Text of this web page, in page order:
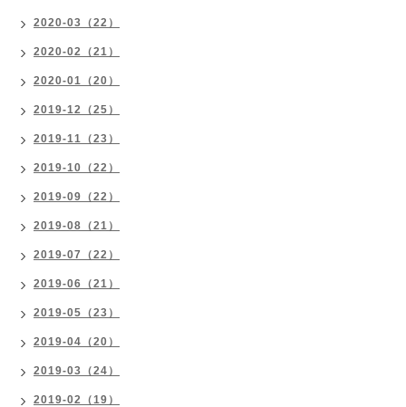
2020-03（22）
2020-02（21）
2020-01（20）
2019-12（25）
2019-11（23）
2019-10（22）
2019-09（22）
2019-08（21）
2019-07（22）
2019-06（21）
2019-05（23）
2019-04（20）
2019-03（24）
2019-02（19）